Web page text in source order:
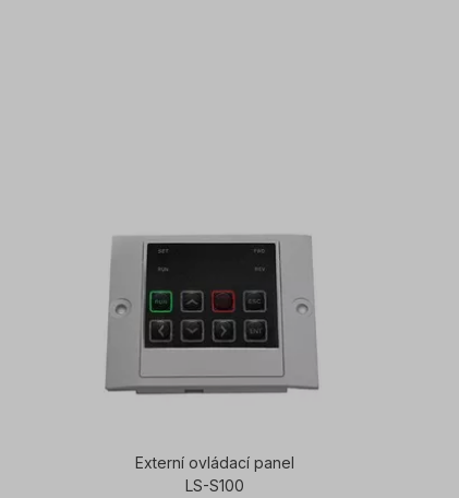
Externí ovládací panel
LS-S100